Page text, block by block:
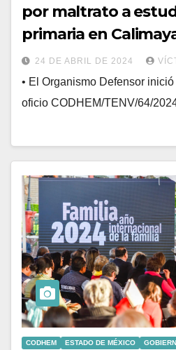
por maltrato a
primaria en
24 DE ABRIL DE 2024
• El Organismo Defensor
oficio CODHEM/TENV/64/
CODHEM ESTADO DE MÉXICO